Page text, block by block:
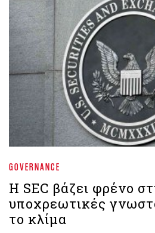
GOVERNANCE
Η SEC βάζει φρένο
υποχρεωτικές
το κλίμα